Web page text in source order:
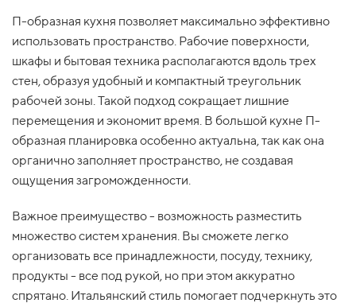
П-образная кухня позволяет максимально эффективно
использовать пространство. Рабочие поверхности,
шкафы и бытовая техника располагаются вдоль трех
стен, образуя удобный и компактный треугольник
рабочей зоны. Такой подход сокращает лишние
перемещения и экономит время. В большой кухне П-
образная планировка особенно актуальна, так как она
органично заполняет пространство, не создавая
ощущения загроможденности.
Важное преимущество - возможность разместить
множество систем хранения. Вы сможете легко
организовать все принадлежности, посуду, технику,
продукты - все под рукой, но при этом аккуратно
спрятано. Итальянский стиль помогает подчеркнуть это